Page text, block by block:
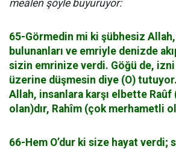
meâlen şöyle buyuruyor:
65-Görmedin mi ki şübhesiz
bulunanları ve emriyle denizde
sizin emrinize verdi. Göğü de, izni
üzerine düşmesin diye (O)
Allah, insanlara karşı elbette
olan)dır, Rahîm (çok merhametli
66-Hem O’dur ki size hayat verdi;